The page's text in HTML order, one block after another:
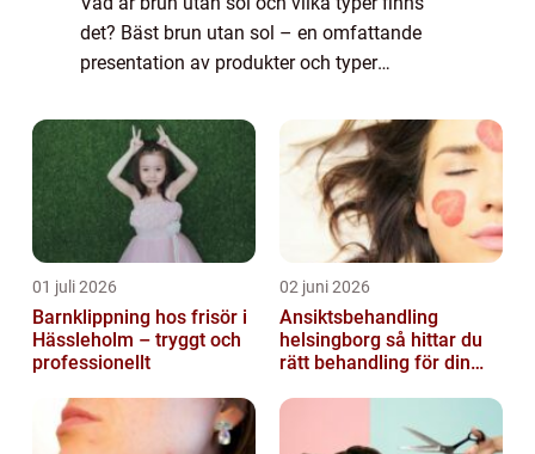
det? Bäst brun utan sol – en omfattande
presentation av produkter och typer
alternativ för att få en naturlig solbränna
ut...
01 juli 2026
Barnklippning hos frisör i
Hässleholm – tryggt och
professionellt
02 juni 2026
Ansiktsbehandling
helsingborg så hittar du
rätt behandling för din